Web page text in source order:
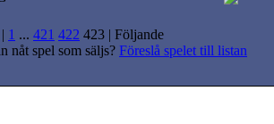
| 1 ... 421 422 423 | Följande
nåt spel som säljs? Föreslå spelet till listan